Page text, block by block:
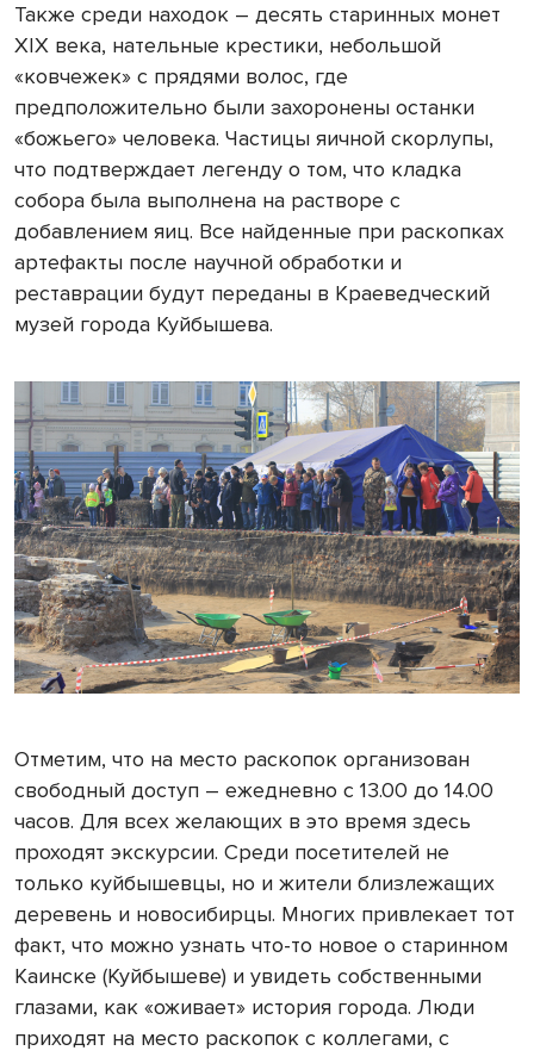
Также среди находок – десять старинных монет
XIX века, нательные крестики, небольшой
«ковчежек» с прядями волос, где
предположительно были захоронены останки
«божьего» человека. Частицы яичной скорлупы,
что подтверждает легенду о том, что кладка
собора была выполнена на растворе с
добавлением яиц. Все найденные при раскопках
артефакты после научной обработки и
реставрации будут переданы в Краеведческий
музей города Куйбышева.
Отметим, что на место раскопок организован
свободный доступ – ежедневно с 13.00 до 14.00
часов. Для всех желающих в это время здесь
проходят экскурсии. Среди посетителей не
только куйбышевцы, но и жители близлежащих
деревень и новосибирцы. Многих привлекает тот
факт, что можно узнать что-то новое о старинном
Каинске (Куйбышеве) и увидеть собственными
глазами, как «оживает» история города. Люди
приходят на место раскопок с коллегами, с